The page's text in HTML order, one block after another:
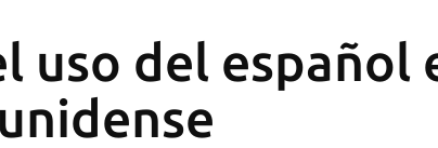
uso del español